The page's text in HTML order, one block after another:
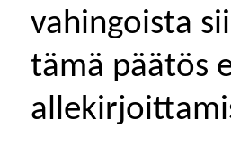
vahingoista
tämä päätös